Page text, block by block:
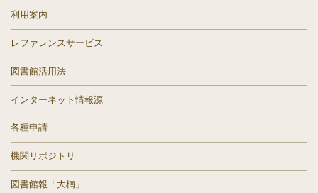
利用案内
レファレンスサービス
図書館活用法
インターネット情報源
各種申請
機関リポジトリ
図書館報「大楠」